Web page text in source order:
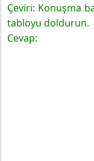
Çeviri: Konuşma
tabloyu doldurun.
Cevap: